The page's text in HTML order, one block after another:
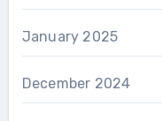
January 2025
December 2024